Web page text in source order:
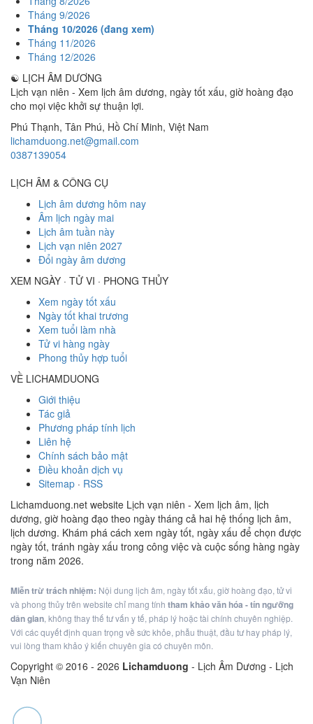
Tháng 9/2026
Tháng 10/2026 (đang xem)
Tháng 11/2026
Tháng 12/2026
☯ LỊCH ÂM DƯƠNG
Lịch vạn niên - Xem lịch âm dương, ngày tốt xấu, giờ hoàng đạo
cho mọi việc khởi sự thuận lợi.
Phú Thạnh, Tân Phú, Hồ Chí Minh, Việt Nam
lichamduong.net@gmail.com
0387139054
LỊCH ÂM & CÔNG CỤ
Lịch âm dương hôm nay
Âm lịch ngày mai
Lịch âm tuần này
Lịch vạn niên 2027
Đổi ngày âm dương
XEM NGÀY · TỬ VI · PHONG THỦY
Xem ngày tốt xấu
Ngày tốt khai trương
Xem tuổi làm nhà
Tử vi hàng ngày
Phong thủy hợp tuổi
VỀ LICHAMDUONG
Giới thiệu
Tác giả
Phương pháp tính lịch
Liên hệ
Chính sách bảo mật
Điều khoản dịch vụ
Sitemap · RSS
Lichamduong.net website Lịch vạn niên - Xem lịch âm, lịch
dương, giờ hoàng đạo theo ngày tháng cả hai hệ thống lịch âm,
lịch dương. Khám phá cách xem ngày tốt, ngày xấu để chọn được
ngày tốt, tránh ngày xấu trong công việc và cuộc sống hàng ngày
trong năm 2026.
Miễn trừ trách nhiệm: Nội dung lịch âm, ngày tốt xấu, giờ hoàng đạo, tử vi
và phong thủy trên website chỉ mang tính tham khảo văn hóa - tín ngưỡng
dân gian, không thay thế tư vấn y tế, pháp lý hoặc tài chính chuyên nghiệp.
Với các quyết định quan trọng về sức khỏe, phẫu thuật, đầu tư hay pháp lý,
vui lòng tham khảo ý kiến chuyên gia có chuyên môn.
Copyright © 2016 - 2026 Lichamduong - Lịch Âm Dương - Lịch
Vạn Niên